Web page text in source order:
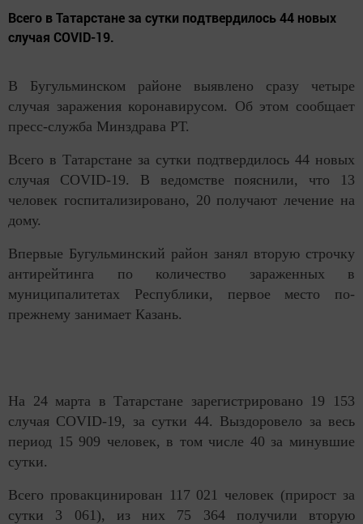
Всего в Татарстане за сутки подтвердилось 44 новых
случая COVID-19.
В Бугульминском районе выявлено сразу четыре
случая заражения коронавирусом. Об этом сообщает
пресс-служба Минздрава РТ.
Всего в Татарстане за сутки подтвердилось 44 новых
случая COVID-19. В ведомстве пояснили, что 13
человек госпитализировано, 20 получают лечение на
дому.
Впервые Бугульминский район занял вторую строчку
антирейтинга по количество зараженных в
муниципалитетах Республики, первое место по-
прежнему занимает Казань.
На 24 марта в Татарстане зарегистрировано 19 153
случая COVID-19, за сутки 44. Выздоровело за весь
период 15 909 человек, в том числе 40 за минувшие
сутки.
Всего провакцинирован 117 021 человек (прирост за
сутки 3 061), из них 75 364 получили вторую